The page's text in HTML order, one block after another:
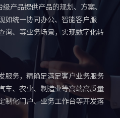
产品提供产品的规划、方案、
如统一协同办公、智能客户服
询、等业务场景，实现数字化转
服务，精确足满足客户业务服务
车、农业、制造业等高端高质量
制化门户、业务工作台等开发落